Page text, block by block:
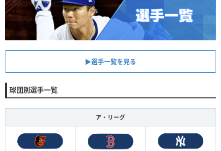
▶︎選手一覧を見る
球団別選手一覧
ア・リーグ